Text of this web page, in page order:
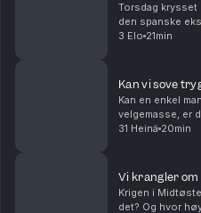
Torsdag
den spanske
drept og alle
3 Elo 21min
Kan vi sove
Kan en enkel
velgemasse, er
våpenet, er det
31 Heinä 20min
Vi krangler
Krigen i
det? Og hvor